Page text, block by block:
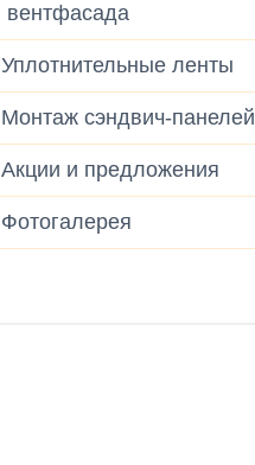
вентфасада
Уплотнительные ленты
Монтаж сэндвич-панелей
Акции и предложения
Фотогалерея